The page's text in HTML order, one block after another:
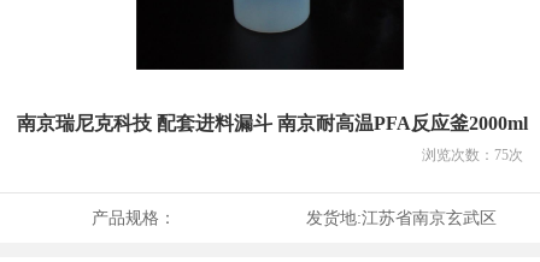
南京瑞尼克科技 配套进料漏斗 南京耐高温PFA反应釜2000ml
浏览次数： 75次
产品规格： 发货地:江苏省南京玄武区